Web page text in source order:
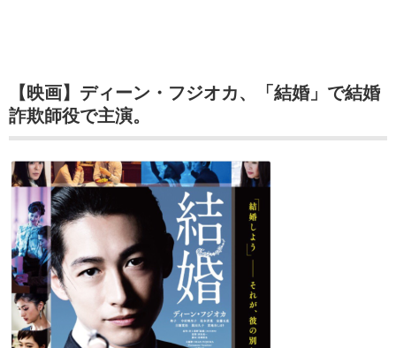
【映画】ディーン・フジオカ、「結婚」で結婚
詐欺師役で主演。